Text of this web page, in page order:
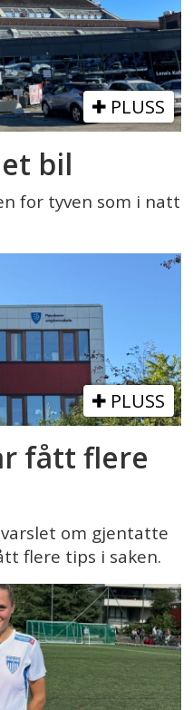
PLUSS
bil
for tyven som i natt
PLUSS
fått flere
om gjentatte
flere tips i saken.